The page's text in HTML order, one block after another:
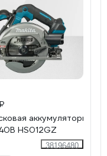
аккумуляторная
HS012GZ
38196480